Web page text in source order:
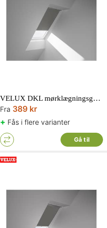
VELUX DKL mørklægningsgardin
Fra 389 kr
+ Fås i flere varianter
Gå til